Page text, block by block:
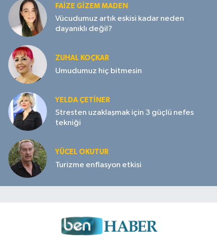
FAIZE GIZEM MADEN
Vücudumuz artık eskisi kadar neden
dayanıklı değil?
ZUHAL KOÇKAR
Umudumuz hiç bitmesin
YELDA ÇETİNER
Stresten uzaklaşmak için 3 güçlü nefes
tekniği
YÜCEL OKUTUR
Turizme enflasyon etkisi